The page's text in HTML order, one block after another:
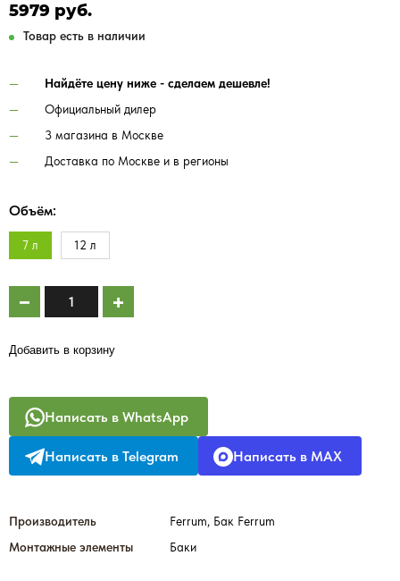
5979 руб.
Товар есть в наличии
Найдёте цену ниже - сделаем дешевле!
Официальный дилер
3 магазина в Москве
Доставка по Москве и в регионы
Объём:
7 л 12 л
Добавить в корзину
Написать в WhatsApp
Написать в Telegram Написать в MAX
Производитель
Ferrum, Бак Ferrum
Монтажные элементы
Баки